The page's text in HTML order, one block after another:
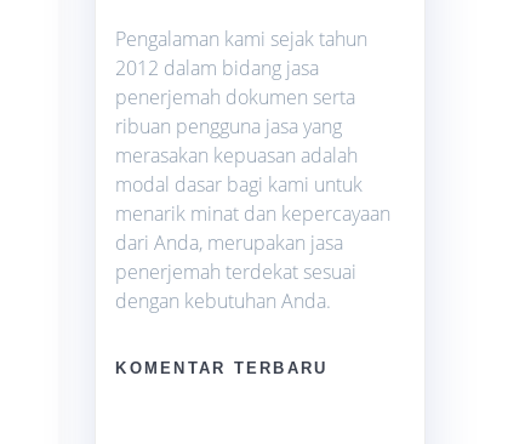
Pengalaman kami sejak tahun
2012 dalam bidang jasa
penerjemah dokumen serta
ribuan pengguna jasa yang
merasakan kepuasan adalah
modal dasar bagi kami untuk
menarik minat dan kepercayaan
dari Anda, merupakan jasa
penerjemah terdekat sesuai
dengan kebutuhan Anda.
KOMENTAR TERBARU